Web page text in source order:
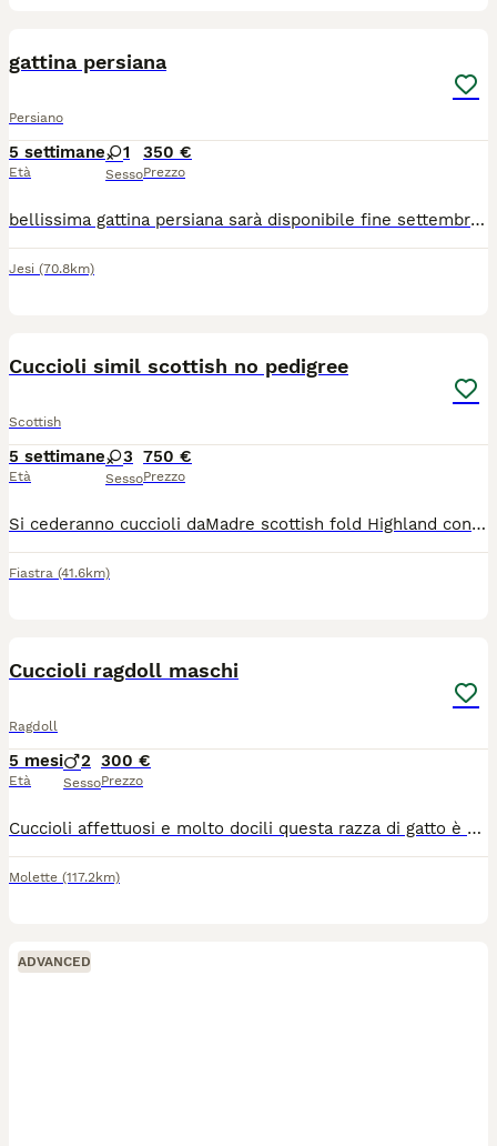
gattina persiana
Persiano
5 settimane
Età
1
Sesso
350 €
Prezzo
bellissima gattina persiana sarà disponibile fine settembre con primo vaccino sverminazione libretto sanitario personalizato per informazioni in priv 3920326304( vaccino)
Jesi (70.8km)
Cuccioli simil scottish no pedigree
Scottish
5 settimane
Età
3
Sesso
750 €
Prezzo
Si cederanno cuccioli daMadre scottish fold Highland con pedigree padre british all era di tre mesi con vaccini e sverminazioni eseguite.
Fiastra (41.6km)
Cuccioli ragdoll maschi
Ragdoll
5 mesi
Età
2
Sesso
300 €
Prezzo
Cuccioli affettuosi e molto docili questa razza di gatto è adatta a stare con altri animali ed per la pet teraphy abituati alla letteria x ulteriori informazioni contattare su whatsapp al numero 3489802110
Molette (117.2km)
ADVANCED